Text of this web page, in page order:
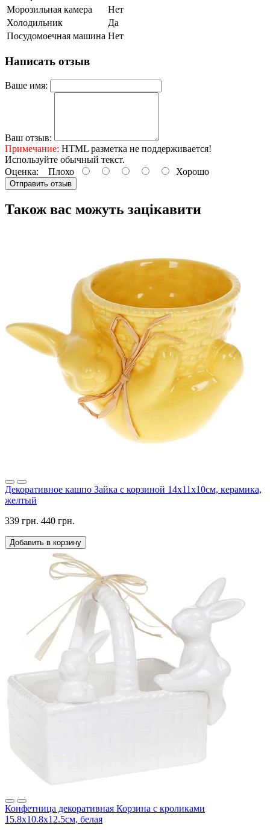
Морозильная камера
Нет
Холодильник
Да
Посудомоечная машина Нет
Написать отзыв
Ваше имя:
Ваш отзыв:
Примечание: HTML разметка не поддерживается!
Используйте обычный текст.
Оценка: Плохо Хорошо
Отправить отзыв
Також вас можуть зацікавити
Декоративное кашпо Зайка с корзиной 14х11х10см, керамика,
желтый
339 грн. 440 грн.
Добавить в корзину
Конфетница декоративная Корзина с кроликами
15.8х10.8х12.5см, белая